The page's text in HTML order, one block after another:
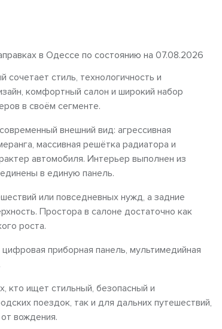
в Одессе по состоянию на 07.08.2026
стиль, технологичность и
комфортный салон и широкий набор
в своём сегменте.
внешний вид: агрессивная
массивная решётка радиатора и
автомобиля. Интерьер выполнен из
в единую панель.
или повседневных нужд, а задние
Простора в салоне достаточно как
роста.
приборная панель, мультимедийная
кто ищет стильный, безопасный и
поездок, так и для дальних путешествий,
вождения.